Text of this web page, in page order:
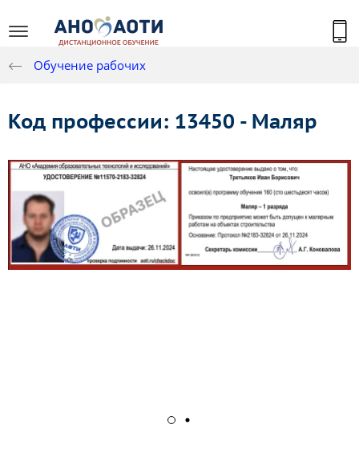
Обучение рабочих
Код профессии: 13450 - Маляр